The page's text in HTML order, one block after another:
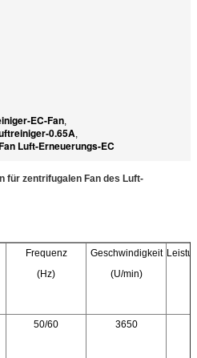
EC-Fan,
0.65A,
Luft-Erneuerungs-EC
für zentrifugalen Fan des Luft-
Frequenz
(Hz)
Geschwindigkeit
(U/min)
50/60 3650